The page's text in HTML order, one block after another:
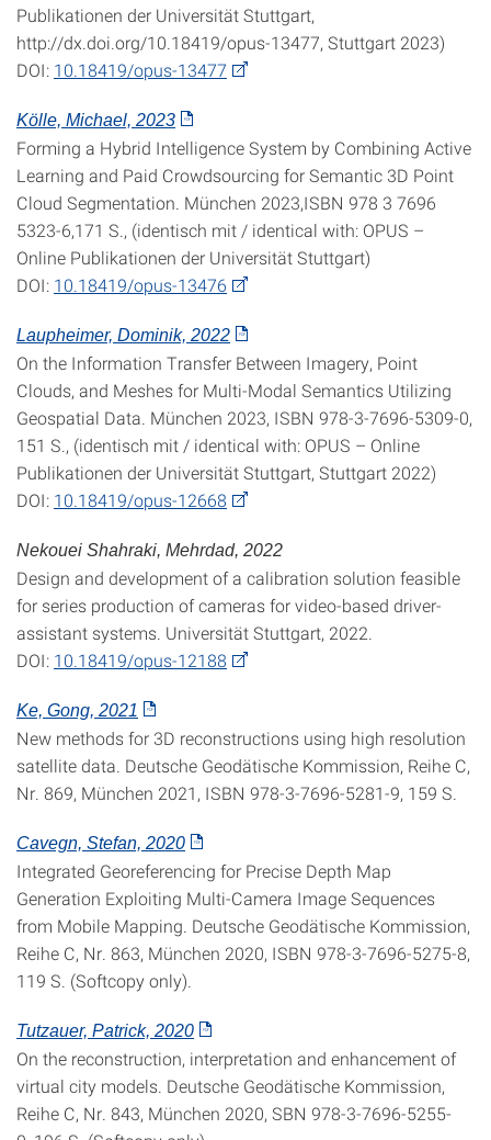
Publikationen der Universität Stuttgart,
http://dx.doi.org/10.18419/opus-13477, Stuttgart 2023)
DOI: 10.18419/opus-13477
Kölle, Michael, 2023
Forming a Hybrid Intelligence System by Combining Active
Learning and Paid Crowdsourcing for Semantic 3D Point
Cloud Segmentation. München 2023,ISBN 978 3 7696
5323-6,171 S., (identisch mit / identical with: OPUS –
Online Publikationen der Universität Stuttgart)
DOI: 10.18419/opus-13476
Laupheimer, Dominik, 2022
On the Information Transfer Between Imagery, Point
Clouds, and Meshes for Multi-Modal Semantics Utilizing
Geospatial Data. München 2023, ISBN 978-3-7696-5309-0,
151 S., (identisch mit / identical with: OPUS – Online
Publikationen der Universität Stuttgart, Stuttgart 2022)
DOI: 10.18419/opus-12668
Nekouei Shahraki, Mehrdad, 2022
Design and development of a calibration solution feasible
for series production of cameras for video-based driver-
assistant systems. Universität Stuttgart, 2022.
DOI: 10.18419/opus-12188
Ke, Gong, 2021
New methods for 3D reconstructions using high resolution
satellite data. Deutsche Geodätische Kommission, Reihe C,
Nr. 869, München 2021, ISBN 978-3-7696-5281-9, 159 S.
Cavegn, Stefan, 2020
Integrated Georeferencing for Precise Depth Map
Generation Exploiting Multi-Camera Image Sequences
from Mobile Mapping. Deutsche Geodätische Kommission,
Reihe C, Nr. 863, München 2020, ISBN 978-3-7696-5275-8,
119 S. (Softcopy only).
Tutzauer, Patrick, 2020
On the reconstruction, interpretation and enhancement of
virtual city models. Deutsche Geodätische Kommission,
Reihe C, Nr. 843, München 2020, SBN 978-3-7696-5255-